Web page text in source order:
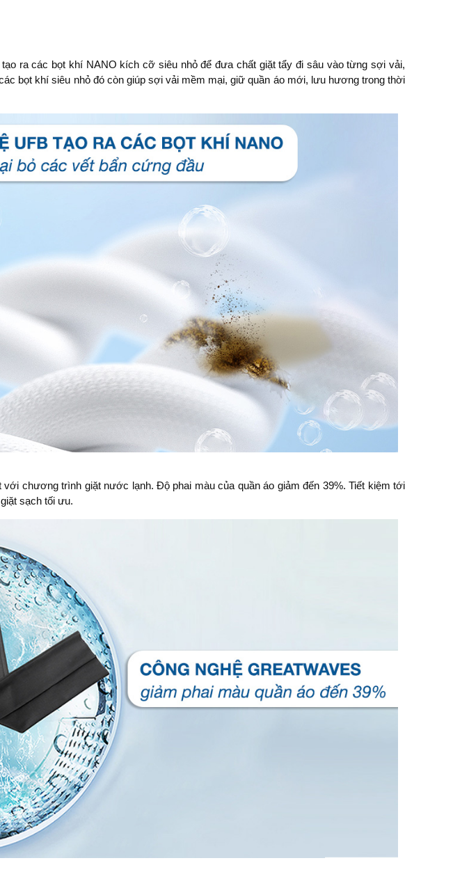
ra các bọt khí NANO kích cỡ siêu nhỏ để đưa chất giặt tẩy đi sâu vào từng sợi vải,
bọt khí siêu nhỏ đó còn giúp sợi vải mềm mại, giữ quần áo mới, lưu hương trong thời
với chương trình giặt nước lạnh. Độ phai màu của quần áo giảm đến 39%. Tiết kiệm tới
sạch tối ưu.